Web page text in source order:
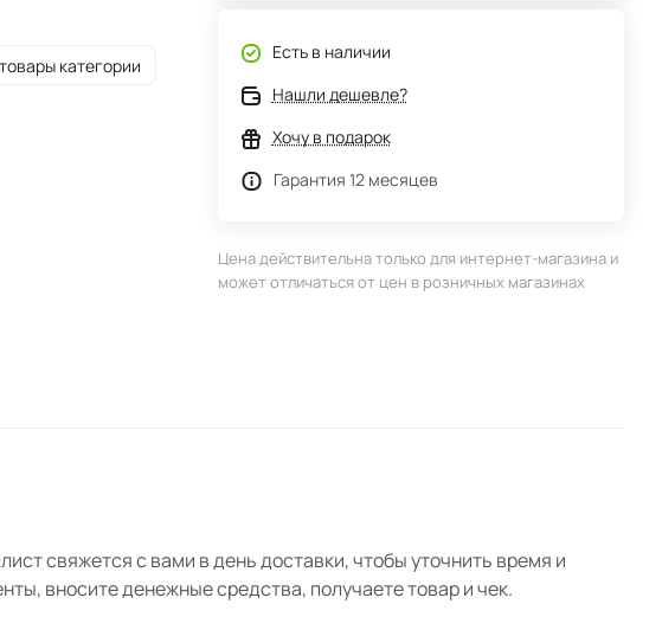
категории
Есть в наличии
Нашли дешевле?
Хочу в подарок
Гарантия 12 месяцев
Цена действительна только для интернет-магазина и
может отличаться от цен в розничных магазинах
свяжется с вами в день доставки, чтобы уточнить время и
вносите денежные средства, получаете товар и чек.